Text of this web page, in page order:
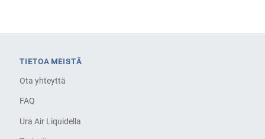
TIETOA MEISTÄ
Ota yhteyttä
FAQ
Ura Air Liquidella